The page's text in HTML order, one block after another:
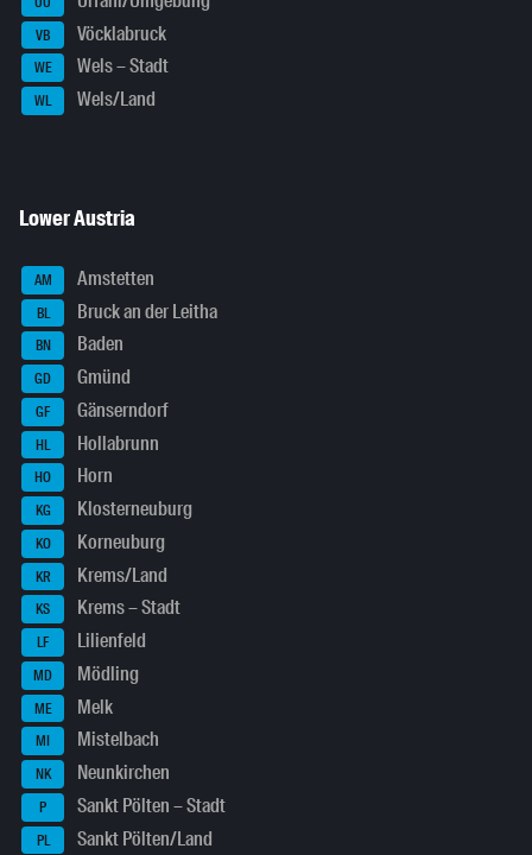
VB Vöcklabruck
WE Wels – Stadt
WL Wels/Land
Lower Austria
AM Amstetten
BL Bruck an der Leitha
BN Baden
GD Gmünd
GF Gänserndorf
HL Hollabrunn
HO Horn
KG Klosterneuburg
KO Korneuburg
KR Krems/Land
KS Krems – Stadt
LF Lilienfeld
MD Mödling
ME Melk
MI Mistelbach
NK Neunkirchen
P Sankt Pölten – Stadt
PL Sankt Pölten/Land